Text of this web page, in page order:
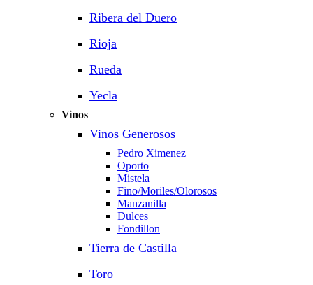
Ribera del Duero
Rioja
Rueda
Yecla
Vinos
Vinos Generosos
Pedro Ximenez
Oporto
Mistela
Fino/Moriles/Olorosos
Manzanilla
Dulces
Fondillon
Tierra de Castilla
Toro